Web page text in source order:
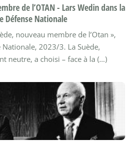
de l’OTAN - Lars Wedin dans la
Défense Nationale
nouveau membre de l’Otan »,
Nationale, 2023/3. La Suède,
neutre, a choisi – face à la (…)